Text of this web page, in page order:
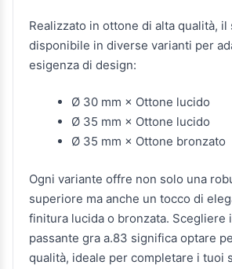
Realizzato in ottone di alta qualità,
disponibile in diverse varianti per
esigenza di design:
Ø 30 mm × Ottone lucido
Ø 35 mm × Ottone lucido
Ø 35 mm × Ottone bronzato
Ogni variante offre non solo una
superiore ma anche un tocco di
finitura lucida o bronzata. Scegliere
passante gra a.83 significa optare
qualità, ideale per completare i tuoi